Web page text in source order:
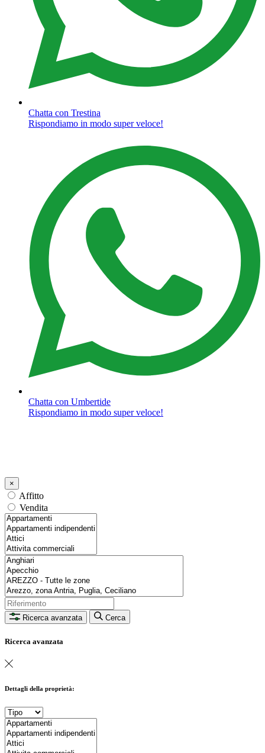
Chatta con Trestina
Rispondiamo in modo super veloce!
Chatta con Umbertide
Rispondiamo in modo super veloce!
×
Affitto
Vendita
Ricerca avanzata Cerca
Ricerca avanzata
Dettagli della proprietà: